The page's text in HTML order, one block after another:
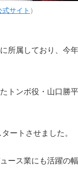
式サイト ）
所属しており、今
トンボ役・山口勝
ートさせました。
ース業にも活躍の